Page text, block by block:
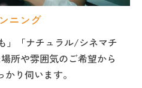
ニング
」「ナチュラル/シネマチ
所や雰囲気のご希望から
り伺います。